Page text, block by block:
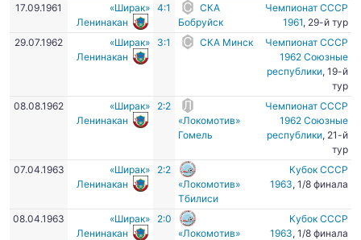
17.09.1961
«Ширак»
Ленинакан
4:1
СКА
Бобруйск
Чемпионат СССР
1961, 29-й тур
29.07.1962
«Ширак»
Ленинакан
3:1 СКА Минск
Чемпионат СССР
1962 Союзные
республики, 19-й
тур
08.08.1962
«Ширак»
Ленинакан
2:2
«Локомотив»
Гомель
Чемпионат СССР
1962 Союзные
республики, 21-й
тур
07.04.1963
«Ширак»
Ленинакан
2:2
«Локомотив»
Тбилиси
Кубок СССР
1963, 1/8 финала
08.04.1963
«Ширак»
Ленинакан
2:0
«Локомотив»
Кубок СССР
1963, 1/8 финала